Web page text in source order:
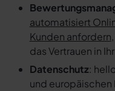
automatisiert
Kunden anfordern
das Vertrauen in
Datenschutz:
und